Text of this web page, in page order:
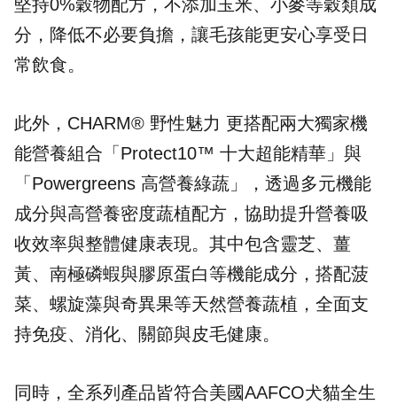
堅持0%穀物配方，不添加玉米、小麥等穀類成
分，降低不必要負擔，讓毛孩能更安心享受日
常飲食。
此外，CHARM® 野性魅力 更搭配兩大獨家機
能營養組合「Protect10™ 十大超能精華」與
「 Powergreens 高營養綠蔬 」，透過多元機能
成分與高營養密度蔬植配方，協助提升營養吸
收效率與整體健康表現。其中包含靈芝、薑
黃、南極磷蝦與膠原蛋白等機能成分，搭配菠
菜、螺旋藻與奇異果等天然營養蔬植，全面支
持免疫、消化、關節與皮毛健康。
同時，全系列產品皆符合美國AAFCO犬貓全生